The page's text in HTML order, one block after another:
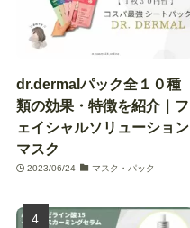
dr.dermalパック全１０種
類の効果・特徴を紹介｜フ
ェイシャルソリューション
マスク
2023/06/24 マスク・パック